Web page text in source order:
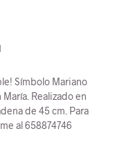
Símbolo Mariano
Realizado en
de 45 cm. Para
al 658874746